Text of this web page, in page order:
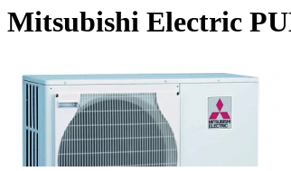
Mitsubishi Electric